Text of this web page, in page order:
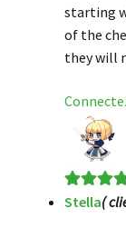
starting
of the
they will
Note5sur
Stella(